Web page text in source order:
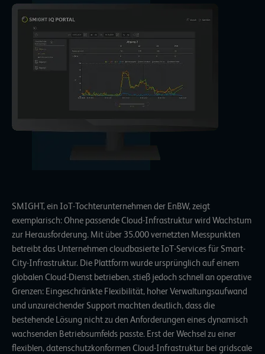
SMIGHT, ein IoT-Tochterunternehmen der EnBW, zeigt
exemplarisch: Ohne passende Cloud-Infrastruktur wird Wachstum
zur Herausforderung. Mit über 35.000 vernetzten Messpunkten
betreibt das Unternehmen cloudbasierte IoT-Services für Smart-
City-Infrastruktur. Die Plattform wurde ursprünglich auf einem
globalen Cloud-Dienst betrieben, stieß jedoch schnell an operative
Grenzen: Eingeschränkte Flexibilität, hoher Verwaltungsaufwand
und unzureichender Support machten deutlich, dass die
bestehende Lösung nicht zu den Anforderungen eines dynamisch
wachsenden Betriebsumfelds passte. Erst der Wechsel zu einer
flexiblen, datenschutzkonformen Cloud-Infrastruktur bei gridscale